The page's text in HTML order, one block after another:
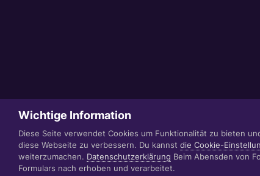
Wichtige Information
Diese Seite verwendet Cookies um Funktionalität zu bieten
diese Webseite zu verbessern. Du kannst die Cookie-
weiterzumachen. Datenschutzerklärung Beim Abensden von
Formulars nach erhoben und verarbeitet.